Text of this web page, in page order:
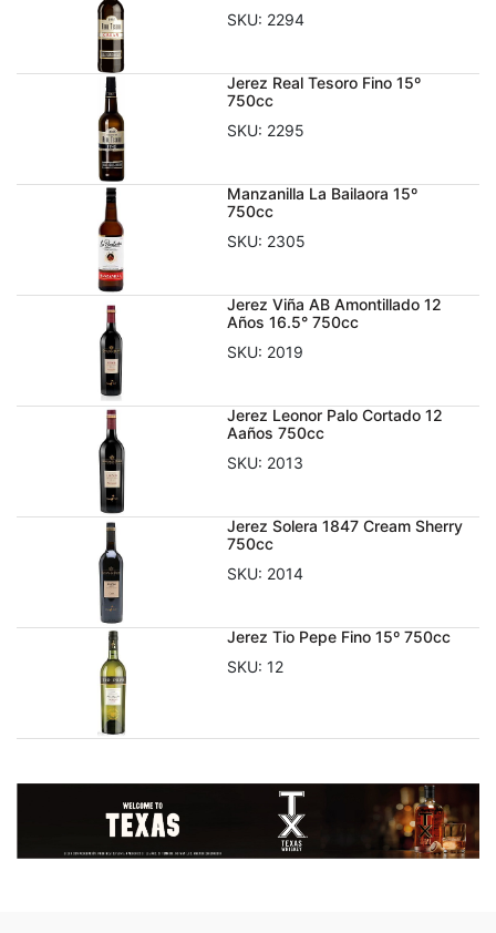
SKU: 2294
Jerez Real Tesoro Fino 15º
750cc
SKU: 2295
Manzanilla La Bailaora 15º
750cc
SKU: 2305
Jerez Viña AB Amontillado 12
Años 16.5° 750cc
SKU: 2019
Jerez Leonor Palo Cortado 12
Aaños 750cc
SKU: 2013
Jerez Solera 1847 Cream Sherry
750cc
SKU: 2014
Jerez Tio Pepe Fino 15º 750cc
SKU: 12